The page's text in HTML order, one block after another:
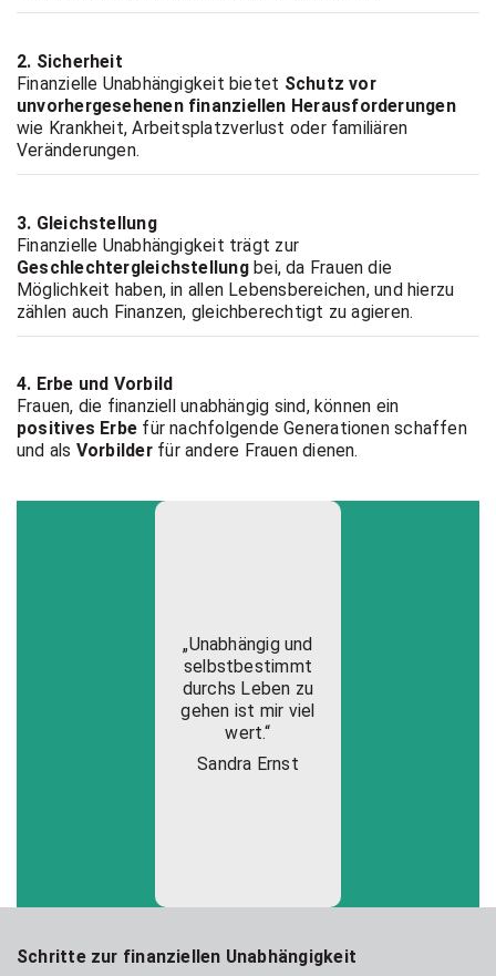
2. Sicherheit
Finanzielle Unabhängigkeit bietet Schutz vor
unvorhergesehenen finanziellen Herausforderungen
wie Krankheit, Arbeitsplatzverlust oder familiären
Veränderungen.
3. Gleichstellung
Finanzielle Unabhängigkeit trägt zur
Geschlechtergleichstellungbei, da Frauen die
Möglichkeit haben, in allen Lebensbereichen, und hierzu
zählen auch Finanzen, gleichberechtigt zu agieren.
4. Erbe und Vorbild
Frauen, die finanziell unabhängig sind, können ein
positives Erbe für nachfolgende Generationen schaffen
und als Vorbilderfür andere Frauen dienen.
„Unabhängig und
selbstbestimmt
durchs Leben zu
gehen ist mir viel
wert.“
Sandra Ernst
Schritte zur finanziellen Unabhängigkeit